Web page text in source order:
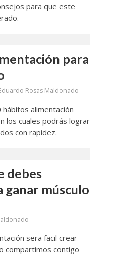
para que este
para
Rosas Maldonado
alimentación
los cuales podrás lograr
con rapidez.
debes
ganar músculo
sera facil crear
compartimos contigo